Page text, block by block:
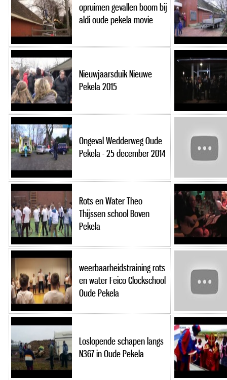
opruimen gevallen boom bij
aldi oude pekela movie
Nieuwjaarsduik Nieuwe
Pekela 2015
Ongeval Wedderweg Oude
Pekela - 25 december 2014
Rots en Water Theo
Thijssen school Boven
Pekela
weerbaarheidstraining rots
en water Feico Clockschool
Oude Pekela
Loslopende schapen langs
N367 in Oude Pekela